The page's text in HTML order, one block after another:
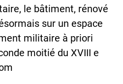
le bâtiment, rénové
sur un espace
militaire à priori
moitié du XVIII e